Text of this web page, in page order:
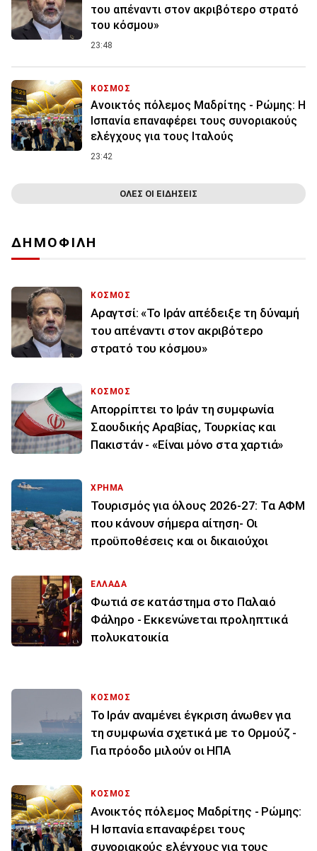
του απέναντι στον ακριβότερο στρατό
του κόσμου»
23:48
ΚΟΣΜΟΣ
Ανοικτός πόλεμος Μαδρίτης - Ρώμης: Η
Ισπανία επαναφέρει τους συνοριακούς
ελέγχους για τους Ιταλούς
23:42
ΟΛΕΣ ΟΙ ΕΙΔΗΣΕΙΣ
ΔΗΜΟΦΙΛΗ
ΚΟΣΜΟΣ
Αραγτσί: «Το Ιράν απέδειξε τη δύναμή
του απέναντι στον ακριβότερο
στρατό του κόσμου»
ΚΟΣΜΟΣ
Απορρίπτει το Ιράν τη συμφωνία
Σαουδικής Αραβίας, Τουρκίας και
Πακιστάν - «Είναι μόνο στα χαρτιά»
ΧΡΗΜΑ
Τουρισμός για όλους 2026-27: Τα ΑΦΜ
που κάνουν σήμερα αίτηση- Οι
προϋποθέσεις και οι δικαιούχοι
ΕΛΛΑΔΑ
Φωτιά σε κατάστημα στο Παλαιό
Φάληρο - Εκκενώνεται προληπτικά
πολυκατοικία
ΚΟΣΜΟΣ
Το Ιράν αναμένει έγκριση άνωθεν για
τη συμφωνία σχετικά με το Ορμούζ -
Για πρόοδο μιλούν οι ΗΠΑ
ΚΟΣΜΟΣ
Ανοικτός πόλεμος Μαδρίτης - Ρώμης:
Η Ισπανία επαναφέρει τους
συνοριακούς ελέγχους για τους